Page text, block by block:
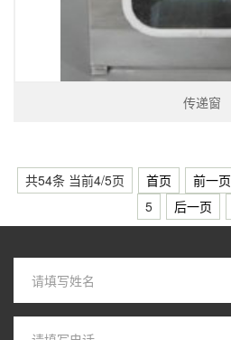
传递窗
共54条 当前4/5页 首页 前一页
5
后一页